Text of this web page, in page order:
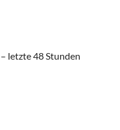
letzte 48 Stunden